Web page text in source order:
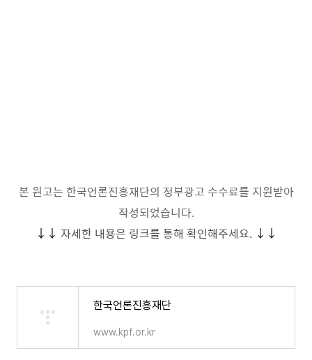
본 원고는 한국언론진흥재단의 정부광고 수수료를 지원받아
작성되었습니다.
↓↓ 자세한 내용은 링크를 통해 확인해주세요. ↓↓
한국언론진흥재단
www.kpf.or.kr